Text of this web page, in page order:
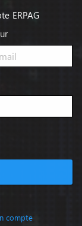
ERPAG
compte